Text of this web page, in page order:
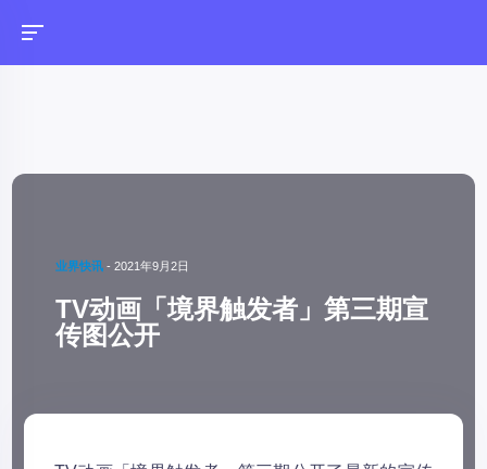
业界快讯 -2021年9月2日
TV动画「境界触发者」第三期宣
传图公开